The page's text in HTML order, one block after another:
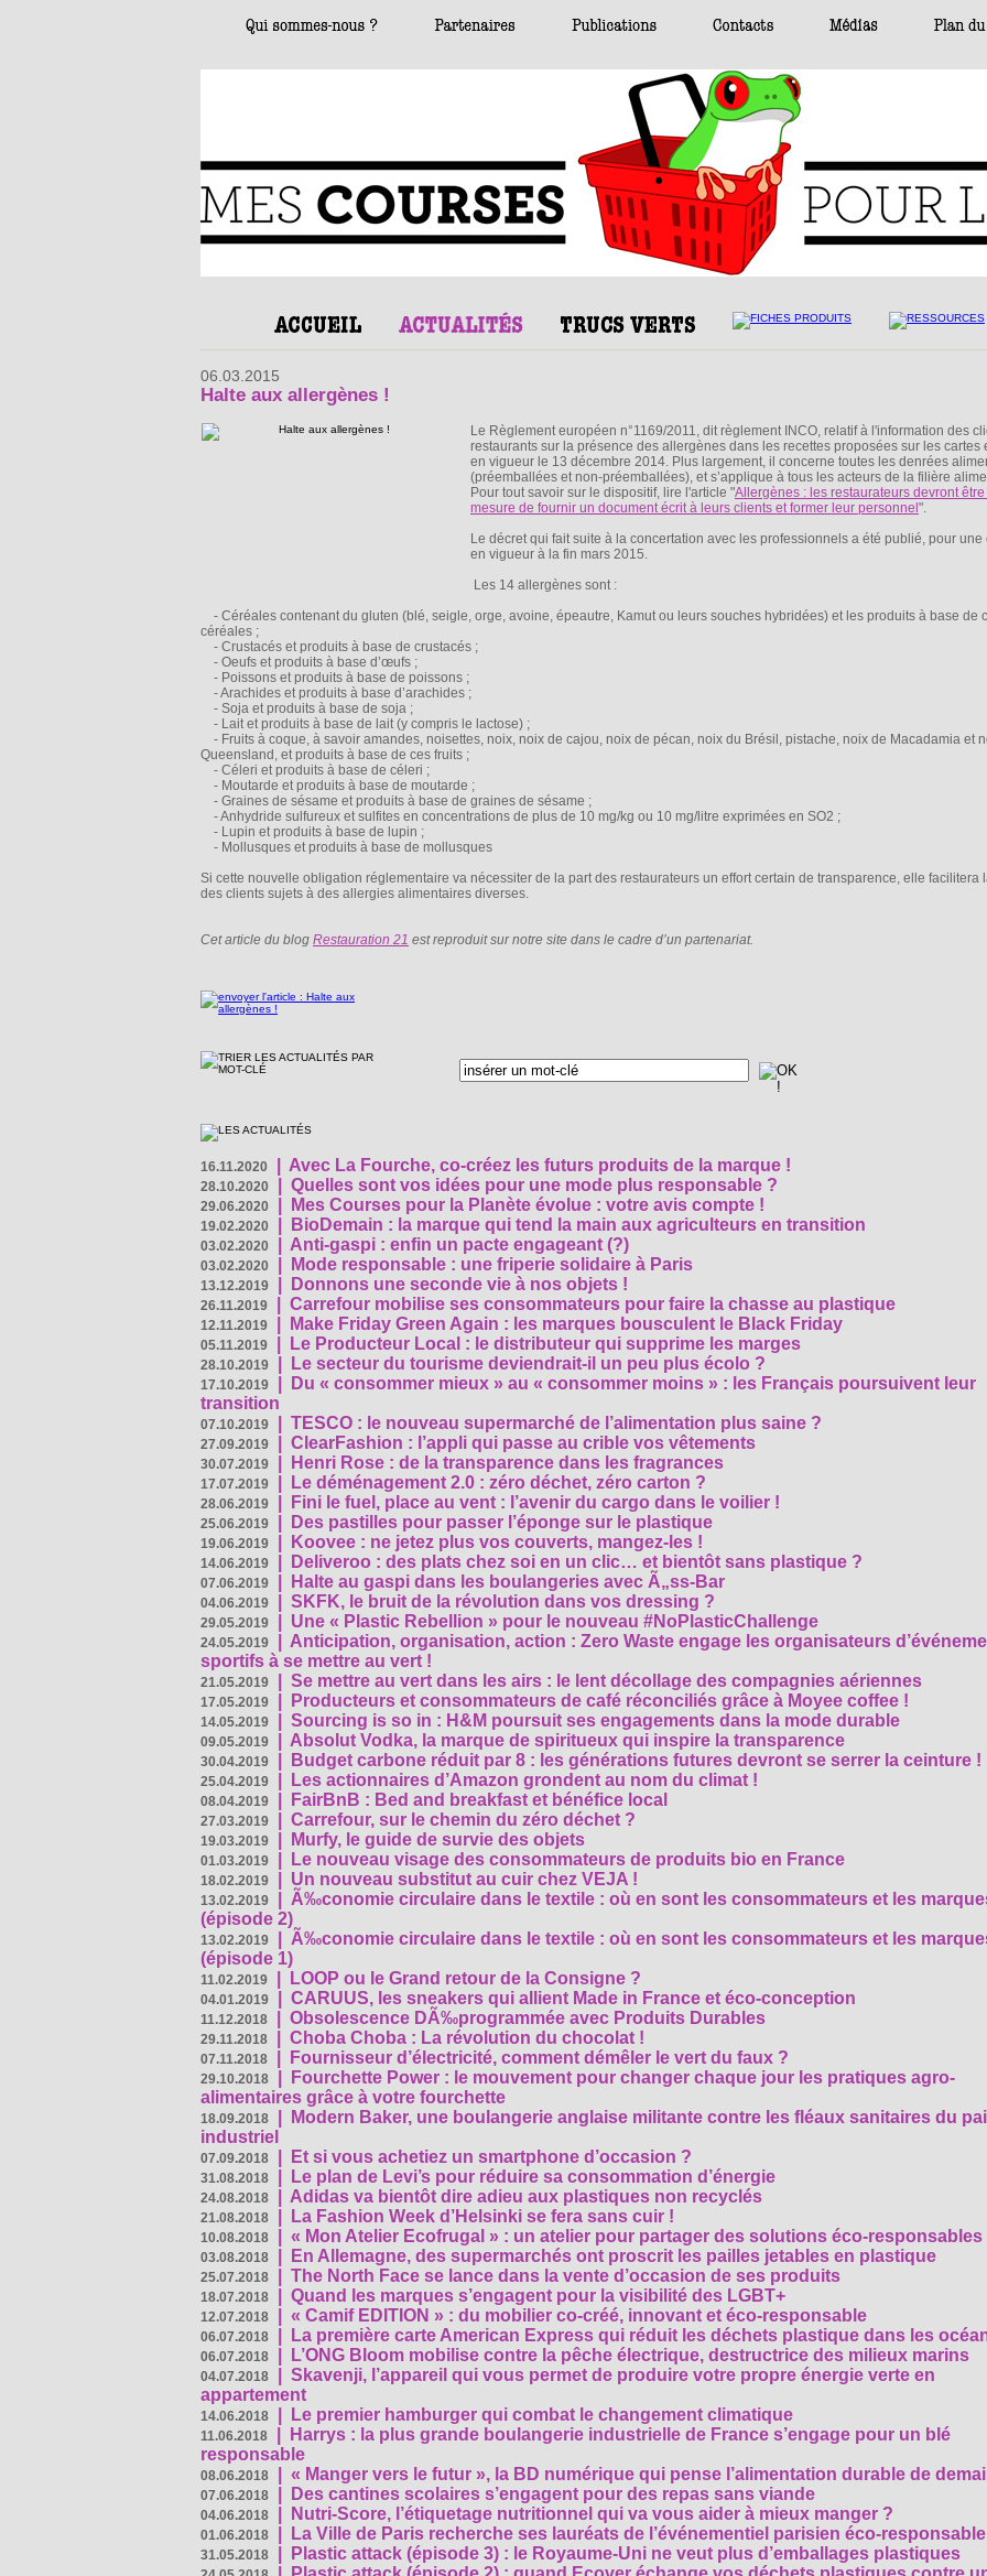
06.03.2015
Halte aux allergènes !
Le Règlement européen n°1169/2011, dit règlement INCO, relatif à l'information des
restaurants sur la présence des allergènes dans les recettes proposées sur les cartes
en vigueur le 13 décembre 2014. Plus largement, il concerne toutes les denrées
(préemballées et non-préemballées), et s’applique à tous les acteurs de la filière
Pour tout savoir sur le dispositif, lire l'article "Allergènes : les restaurateurs devront être
mesure de fournir un document écrit à leurs clients et former leur personnel ".
Le décret qui fait suite à la concertation avec les professionnels a été publié, pour une
en vigueur à la fin mars 2015.
Les 14 allergènes sont :
- Céréales contenant du gluten (blé, seigle, orge, avoine, épeautre, Kamut ou leurs souches hybridées) et les produits à base de
céréales ;
- Crustacés et produits à base de crustacés ;
- Oeufs et produits à base d’œufs ;
- Poissons et produits à base de poissons ;
- Arachides et produits à base d’arachides ;
- Soja et produits à base de soja ;
- Lait et produits à base de lait (y compris le lactose) ;
- Fruits à coque, à savoir amandes, noisettes, noix, noix de cajou, noix de pécan, noix du Brésil, pistache, noix de Macadamia et
Queensland, et produits à base de ces fruits ;
- Céleri et produits à base de céleri ;
- Moutarde et produits à base de moutarde ;
- Graines de sésame et produits à base de graines de sésame ;
- Anhydride sulfureux et sulfites en concentrations de plus de 10 mg/kg ou 10 mg/litre exprimées en SO2 ;
- Lupin et produits à base de lupin ;
- Mollusques et produits à base de mollusques
Si cette nouvelle obligation réglementaire va nécessiter de la part des restaurateurs un effort certain de transparence, elle facilitera
des clients sujets à des allergies alimentaires diverses.
Cet article du blog Restauration 21 est reproduit sur notre site dans le cadre d’un partenariat.
16.11.2020 Avec La Fourche, co-créez les futurs produits de la marque !
28.10.2020 Quelles sont vos idées pour une mode plus responsable ?
29.06.2020 Mes Courses pour la Planète évolue : votre avis compte !
19.02.2020 BioDemain : la marque qui tend la main aux agriculteurs en transition
03.02.2020 Anti-gaspi : enfin un pacte engageant (?)
03.02.2020 Mode responsable : une friperie solidaire à Paris
13.12.2019 Donnons une seconde vie à nos objets !
26.11.2019 Carrefour mobilise ses consommateurs pour faire la chasse au plastique
12.11.2019 Make Friday Green Again : les marques bousculent le Black Friday
05.11.2019 Le Producteur Local : le distributeur qui supprime les marges
28.10.2019 Le secteur du tourisme deviendrait-il un peu plus écolo ?
17.10.2019
Du « consommer mieux » au « consommer moins » : les Français poursuivent leur
transition
07.10.2019 TESCO : le nouveau supermarché de l’alimentation plus saine ?
27.09.2019 ClearFashion : l’appli qui passe au crible vos vêtements
30.07.2019 Henri Rose : de la transparence dans les fragrances
17.07.2019 Le déménagement 2.0 : zéro déchet, zéro carton ?
28.06.2019 Fini le fuel, place au vent : l’avenir du cargo dans le voilier !
25.06.2019 Des pastilles pour passer l’éponge sur le plastique
19.06.2019 Koovee : ne jetez plus vos couverts, mangez-les !
14.06.2019 Deliveroo : des plats chez soi en un clic… et bientôt sans plastique ?
07.06.2019 Halte au gaspi dans les boulangeries avec Ã„ss-Bar
04.06.2019 SKFK, le bruit de la révolution dans vos dressing ?
29.05.2019 Une « Plastic Rebellion » pour le nouveau #NoPlasticChallenge
24.05.2019
Anticipation, organisation, action : Zero Waste engage les organisateurs
sportifs à se mettre au vert !
21.05.2019 Se mettre au vert dans les airs : le lent décollage des compagnies aériennes
17.05.2019 Producteurs et consommateurs de café réconciliés grâce à Moyee coffee !
14.05.2019 Sourcing is so in : H&M poursuit ses engagements dans la mode durable
09.05.2019 Absolut Vodka, la marque de spiritueux qui inspire la transparence
30.04.2019 Budget carbone réduit par 8 : les générations futures devront se serrer la ceinture !
25.04.2019 Les actionnaires d’Amazon grondent au nom du climat !
08.04.2019 FairBnB : Bed and breakfast et bénéfice local
27.03.2019 Carrefour, sur le chemin du zéro déchet ?
19.03.2019 Murfy, le guide de survie des objets
01.03.2019 Le nouveau visage des consommateurs de produits bio en France
18.02.2019 Un nouveau substitut au cuir chez VEJA !
13.02.2019
Ã‰conomie circulaire dans le textile : où en sont les consommateurs et les
(épisode 2)
13.02.2019
Ã‰conomie circulaire dans le textile : où en sont les consommateurs et les
(épisode 1)
11.02.2019 LOOP ou le Grand retour de la Consigne ?
04.01.2019 CARUUS, les sneakers qui allient Made in France et éco-conception
11.12.2018 Obsolescence DÃ‰programmée avec Produits Durables
29.11.2018 Choba Choba : La révolution du chocolat !
07.11.2018 Fournisseur d’électricité, comment démêler le vert du faux ?
29.10.2018
Fourchette Power : le mouvement pour changer chaque jour les pratiques agro-
alimentaires grâce à votre fourchette
18.09.2018
Modern Baker, une boulangerie anglaise militante contre les fléaux sanitaires du
industriel
07.09.2018 Et si vous achetiez un smartphone d’occasion ?
31.08.2018 Le plan de Levi’s pour réduire sa consommation d’énergie
24.08.2018 Adidas va bientôt dire adieu aux plastiques non recyclés
21.08.2018 La Fashion Week d’Helsinki se fera sans cuir !
10.08.2018 « Mon Atelier Ecofrugal » : un atelier pour partager des solutions éco-responsables
03.08.2018 En Allemagne, des supermarchés ont proscrit les pailles jetables en plastique
25.07.2018 The North Face se lance dans la vente d’occasion de ses produits
18.07.2018 Quand les marques s’engagent pour la visibilité des LGBT+
12.07.2018 « Camif EDITION » : du mobilier co-créé, innovant et éco-responsable
06.07.2018 La première carte American Express qui réduit les déchets plastique dans les
06.07.2018 L’ONG Bloom mobilise contre la pêche électrique, destructrice des milieux marins
04.07.2018
Skavenji, l’appareil qui vous permet de produire votre propre énergie verte en
appartement
14.06.2018 Le premier hamburger qui combat le changement climatique
11.06.2018
Harrys : la plus grande boulangerie industrielle de France s’engage pour un blé
responsable
08.06.2018 « Manger vers le futur », la BD numérique qui pense l’alimentation durable de
07.06.2018 Des cantines scolaires s’engagent pour des repas sans viande
04.06.2018 Nutri-Score, l’étiquetage nutritionnel qui va vous aider à mieux manger ?
01.06.2018 La Ville de Paris recherche ses lauréats de l’événementiel parisien éco-responsable
31.05.2018 Plastic attack (épisode 3) : le Royaume-Uni ne veut plus d’emballages plastiques